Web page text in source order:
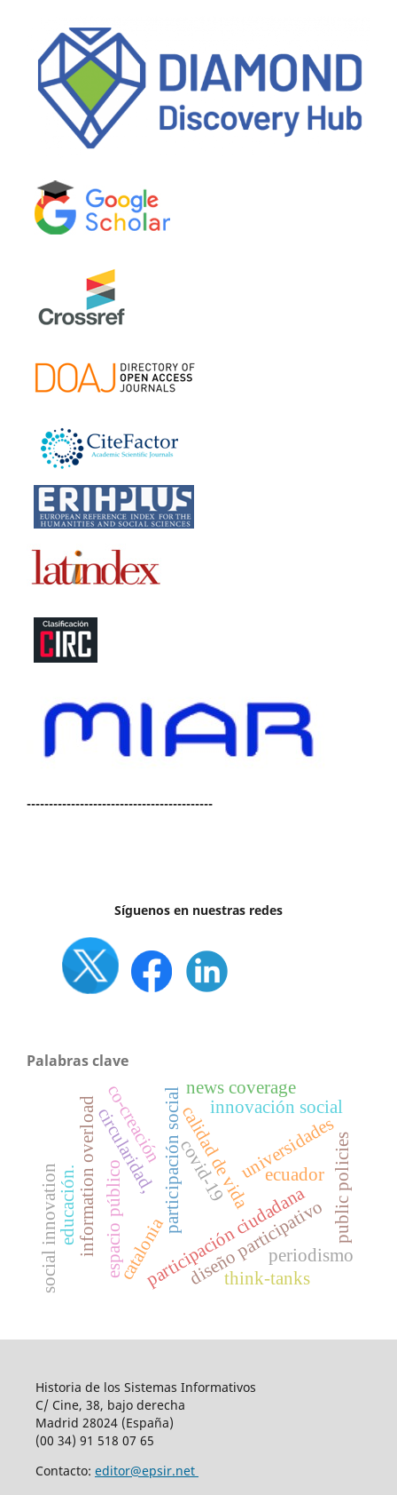
------------------------------------------
Síguenos en nuestras redes
Palabras clave
participación social
participación ciudadana
espacio público diseño participativo
calidad de vida innovación social
universidades
circularidad,
co-creación
think-tanks
ecuador
news coverage
information overload catalonia
covid-19
periodismo
educación.
social innovation public policies
Historia de los Sistemas Informativos
C/ Cine, 38, bajo derecha
Madrid 28024 (España)
(00 34) 91 518 07 65
Contacto: editor@epsir.net